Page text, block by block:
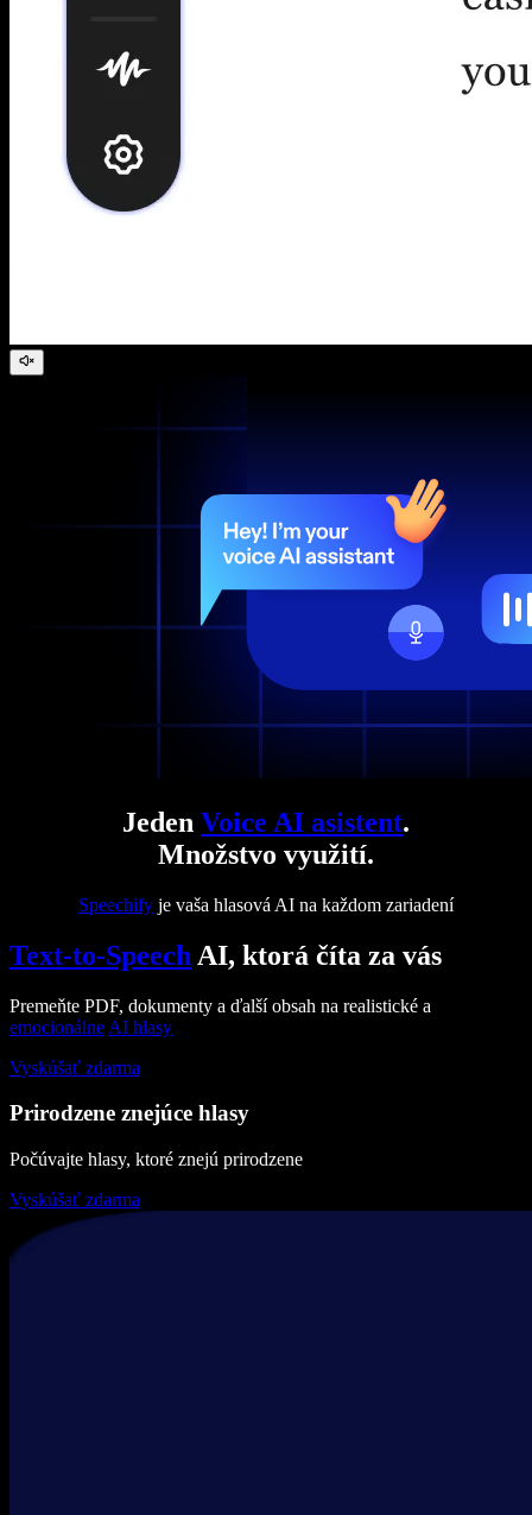
Jeden Voice AI asistent.
Množstvo využití.
Speechify je vaša hlasová AI na každom zariadení
Text-to-Speech AI, ktorá číta za vás
Premeňte PDF, dokumenty a ďalší obsah na realistické a
emocionálne AI hlasy
Vyskúšať zdarma
Prirodzene znejúce hlasy
Počúvajte hlasy, ktoré znejú prirodzene
Vyskúšať zdarma